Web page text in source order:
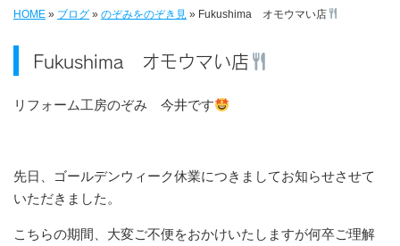
HOME » ブログ » のぞみをのぞき見 » Fukushima オモウマい店
Fukushima オモウマい店
リフォーム工房のぞみ 今井です
先日、ゴールデンウィーク休業につきましてお知らせさせて
いただきました。
こちらの期間、大変ご不便をおかけいたしますが何卒ご理解